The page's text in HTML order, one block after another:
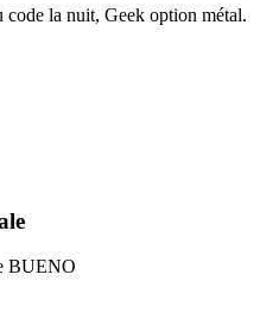
la nuit, Geek option métal.
BUENO